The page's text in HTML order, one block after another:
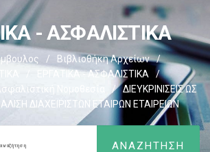
- ΑΣΦΑΛΙΣΤΙΚΑ
/ Βιβλιοθήκη Αρχείων
/
ΕΡΓΑΤΙΚΑ - ΑΣΦΑΛΙΣΤΙΚΑ
/
Νομοθεσία /
ΔΙΕΥΚΡΙΝΙΣΕΙΣ ΩΣ
ΔΙΑΧΕΙΡΙΣΤΩΝ ΕΤΑΙΡΩΝ ΕΤΑΙΡΕΙΩΝ